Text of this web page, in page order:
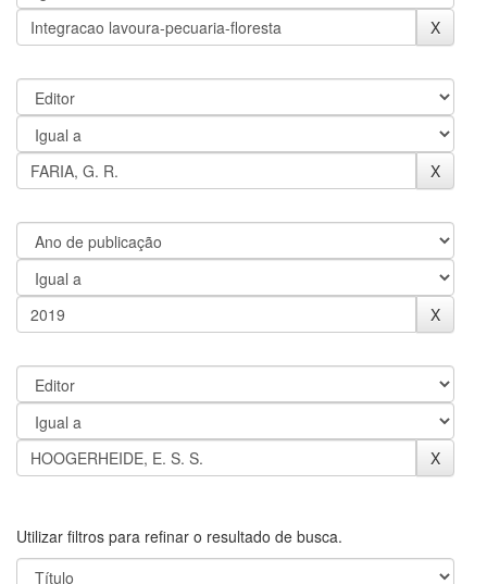
Utilizar filtros para refinar o resultado de busca.